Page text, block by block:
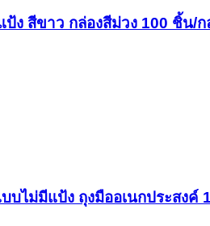
ป้ง สีขาว กล่องสีม่วง 100 ชิ้น/ก
บไม่มีแป้ง ถุงมืออเนกประสงค์